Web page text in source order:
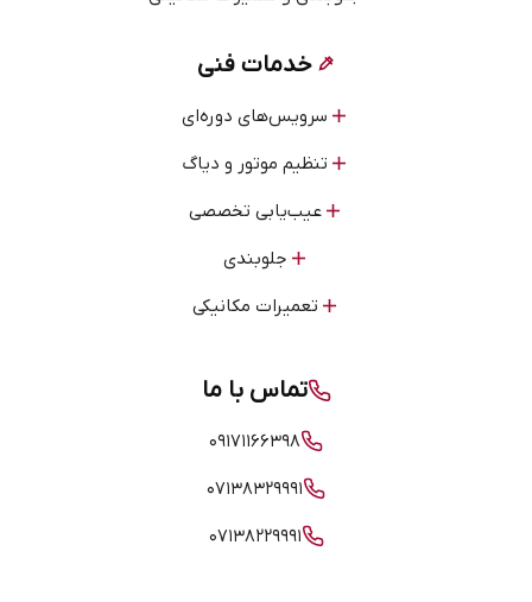
خدمات فنی
سرویس‌های دوره‌ای
تنظیم موتور و دیاگ
عیب‌یابی تخصصی
جلوبندی
تعمیرات مکانیکی
تماس با ما
۰۹۱۷۱۱۶۶۳۹۸
۰۷۱۳۸۳۲۹۹۹۱
۰۷۱۳۸۲۲۹۹۹۱